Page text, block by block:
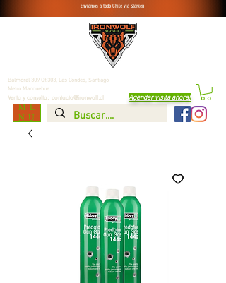
Venta y consulta: contacto@ironwolf.cl
ME
NU
Enviamos a todo Chile vía Starken
Agendar visita ahora!
Balmoral 309 Of.303, Las Condes, Santiago
Metro Manquehue